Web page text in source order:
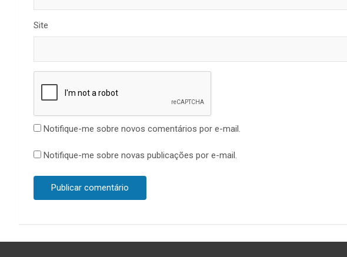
Site
Notifique-me sobre novos comentários por e-mail.
Notifique-me sobre novas publicações por e-mail.